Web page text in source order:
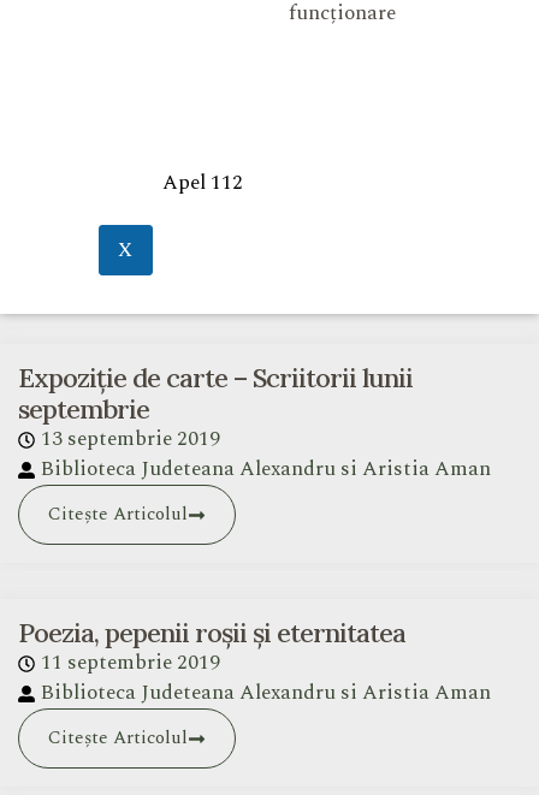
funcționare
Apel 112
X
Expoziție de carte – Scriitorii lunii
septembrie
13 septembrie 2019
Biblioteca Judeteana Alexandru si Aristia Aman
Citește Articolul
Poezia, pepenii roșii și eternitatea
11 septembrie 2019
Biblioteca Judeteana Alexandru si Aristia Aman
Citește Articolul